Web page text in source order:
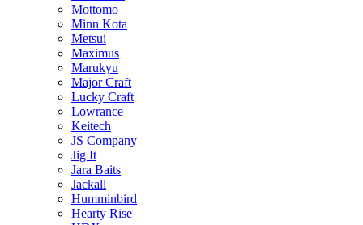
Mottomo
Minn Kota
Metsui
Maximus
Marukyu
Major Craft
Lucky Craft
Lowrance
Keitech
JS Company
Jig It
Jara Baits
Jackall
Humminbird
Hearty Rise